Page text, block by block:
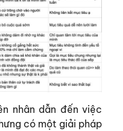
nhân dẫn đến việc
có một giải pháp